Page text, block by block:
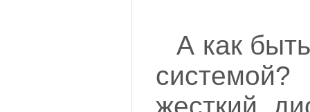
А как
жесткий